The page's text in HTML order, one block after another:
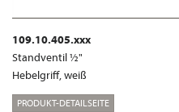
109.10.405.xxx
Standventil ½"
Hebelgriff, weiß
PRODUKT-DETAILSEITE